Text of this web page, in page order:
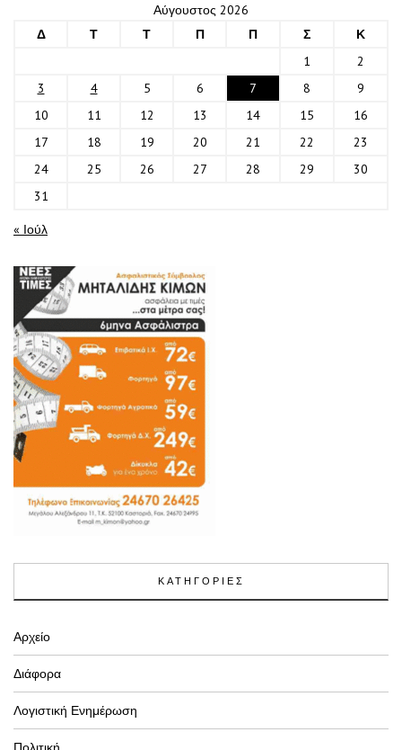
Αύγουστος 2026
Δ
Τ Τ Π Π Σ
Κ
1
2
3
4 5 6 7 8
9
10
11 12 13 14 15
16
17
18 19 20 21 22
23
24
25 26 27 28 29
30
31
« Ιούλ
ΚΑΤΗΓΟΡΙΕΣ
Αρχείο
Διάφορα
Λογιστική Ενημέρωση